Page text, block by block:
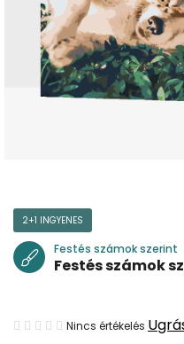
2+1 INGYENES
Festés számok szerint
Festés számok
A
Nincs értékelés